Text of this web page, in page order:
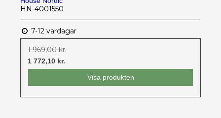
HN-4001550
7-12 vardagar
1 969,00 kr.
1 772,10 kr.
Visa produkten